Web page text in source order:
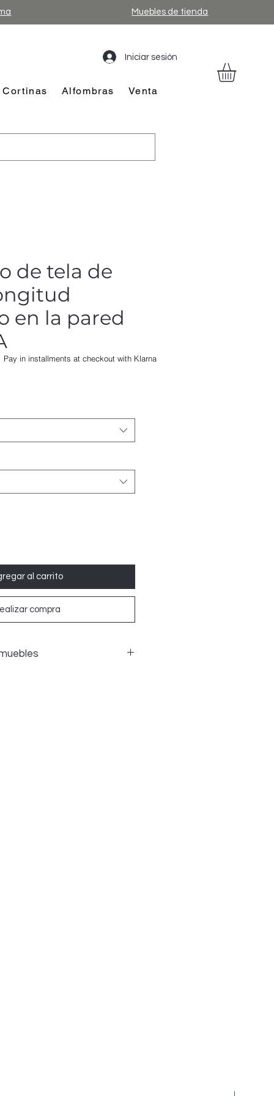
Muebles de tienda
Iniciar sesión
Cortinas Alfombras Venta
de tela de
en la pared
al carrito
compra
Pay in installments at checkout with Klarna